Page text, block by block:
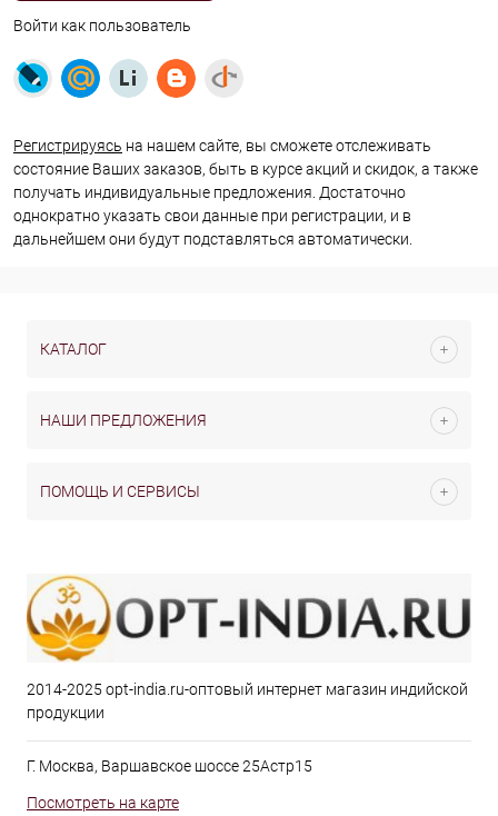
Войти как пользователь
Регистрируясь на нашем сайте, вы сможете отслеживать
состояние Ваших заказов, быть в курсе акций и скидок, а также
получать индивидуальные предложения. Достаточно
однократно указать свои данные при регистрации, и в
дальнейшем они будут подставляться автоматически.
КАТАЛОГ
НАШИ ПРЕДЛОЖЕНИЯ
ПОМОЩЬ И СЕРВИСЫ
2014-2025 opt-india.ru-оптовый интернет магазин индийской
продукции
Г. Москва, Варшавское шоссе 25Астр15
Посмотреть на карте